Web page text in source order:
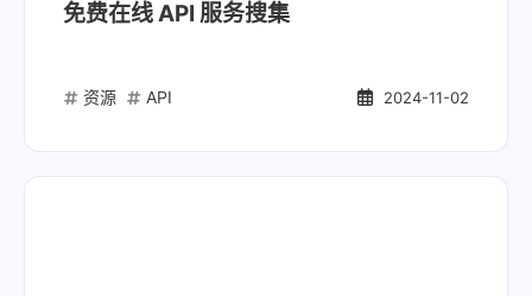
免费在线 API 服务搜集
2024-11-02
资源 API